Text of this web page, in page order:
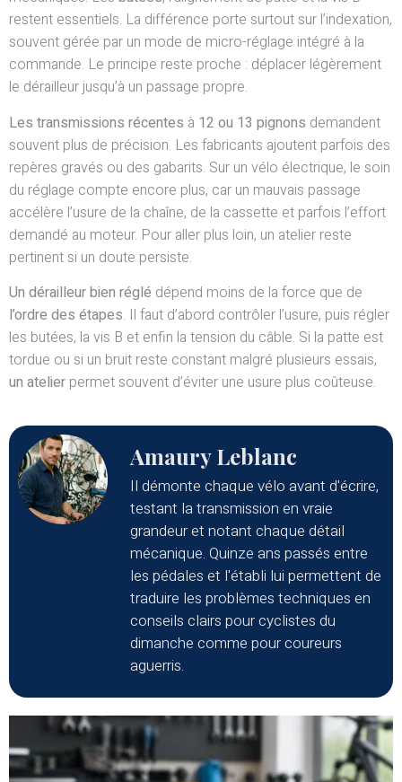
restent essentiels. La différence porte surtout sur l’indexation,
souvent gérée par un mode de micro-réglage intégré à la
commande. Le principe reste proche : déplacer légèrement
le dérailleur jusqu’à un passage propre.
Les transmissions récentes à 12 ou 13 pignons demandent
souvent plus de précision. Les fabricants ajoutent parfois des
repères gravés ou des gabarits. Sur un vélo électrique, le soin
du réglage compte encore plus, car un mauvais passage
accélère l’usure de la chaîne, de la cassette et parfois l’effort
demandé au moteur. Pour aller plus loin, un atelier reste
pertinent si un doute persiste.
Un dérailleur bien réglé dépend moins de la force que de
l’ordre des étapes. Il faut d’abord contrôler l’usure, puis régler
les butées, la vis B et enfin la tension du câble. Si la patte est
tordue ou si un bruit reste constant malgré plusieurs essais,
un atelier permet souvent d’éviter une usure plus coûteuse.
Amaury Leblanc
Il démonte chaque vélo avant d'écrire,
testant la transmission en vraie
grandeur et notant chaque détail
mécanique. Quinze ans passés entre
les pédales et l'établi lui permettent de
traduire les problèmes techniques en
conseils clairs pour cyclistes du
dimanche comme pour coureurs
aguerris.